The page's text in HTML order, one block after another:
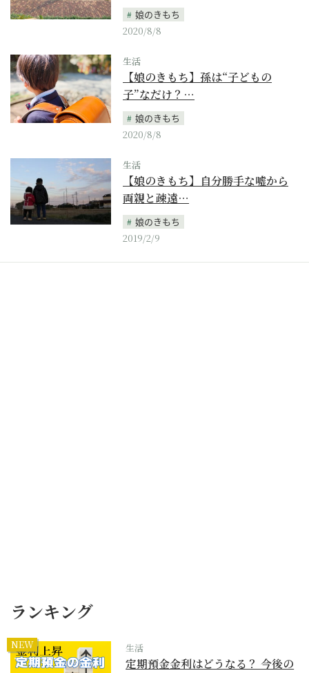
娘のきもち
2020/8/8
生活
【娘のきもち】孫は“子どもの
子”なだけ？…
娘のきもち
2020/8/8
生活
【娘のきもち】自分勝手な嘘から
両親と疎遠…
娘のきもち
2019/2/9
ランキング
NEW 生活
定期預金金利はどうなる？ 今後の